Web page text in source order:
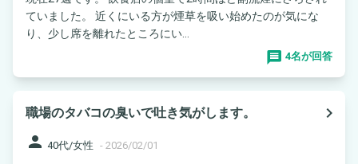
ていました。 近くにいる方が煙草を吸い始めたのが気にな
り、少し席を離れたところにい...
4名が回答
職場のタバコの臭いで吐き気がします。
navigate_next
person 40代/女性 - 2026/02/01